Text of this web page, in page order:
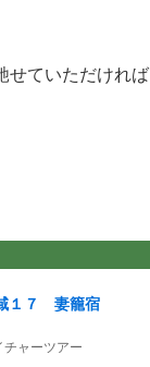
せていただければ
１７ 妻籠宿
チャーツアー